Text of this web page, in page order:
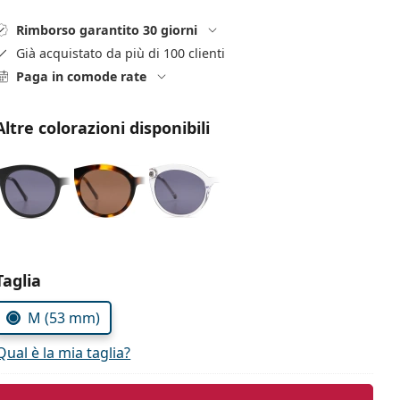
Rimborso garantito 30 giorni
Già acquistato da più di 100 clienti
Paga in comode rate
colorazioni disponibili
i parametri
M (53 mm)
è la mia taglia?